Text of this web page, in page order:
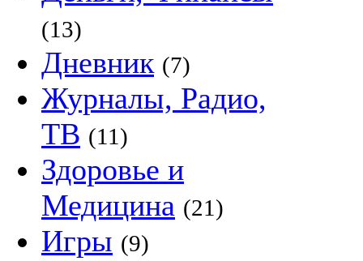
(13)
Дневник (7)
Журналы, Радио,
ТВ (11)
Здоровье и
Медицина (21)
Игры (9)